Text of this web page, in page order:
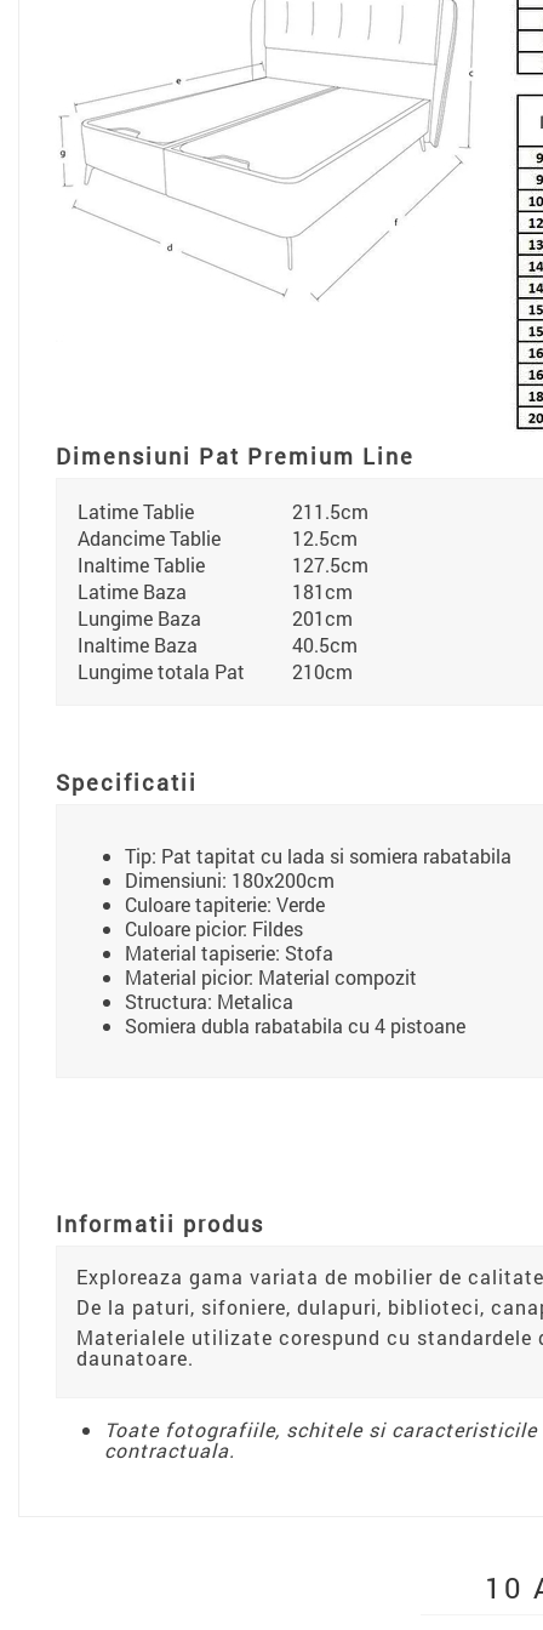
Dimensiuni Pat Premium Line
Latime Tablie
211.5cm
Adancime Tablie
12.5cm
Inaltime Tablie
127.5cm
Latime Baza
181cm
Lungime Baza
201cm
Inaltime Baza
40.5cm
Lungime totala Pat
210cm
Specificatii
Tip: Pat tapitat cu lada si somiera rabatabila
Dimensiuni: 180x200cm
Culoare tapiterie: Verde
Culoare picior: Fildes
Material tapiserie: Stofa
Material picior: Material compozit
Structura: Metalica
Somiera dubla rabatabila cu 4 pistoane
Informatii produs
Exploreaza gama variata de mobilier de
De la paturi, sifoniere, dulapuri, biblioteci,
Materialele utilizate corespund cu
daunatoare.
Toate fotografiile, schitele si
contractuala.
10